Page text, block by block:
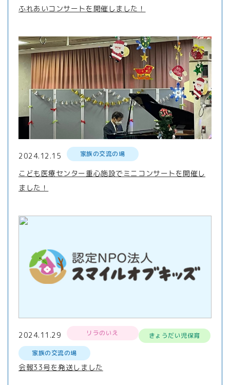
ふれあいコンサートを開催しました！
2024.12.15 家族の交流の場
こども医療センター重心施設でミニコンサートを開催し
ました！
2024.11.29 リラのいえ
きょうだい児保育
家族の交流の場
会報33号を発送しました